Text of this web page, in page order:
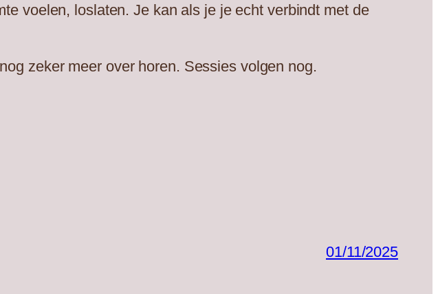
voelen, loslaten. Je kan als je je echt verbindt met de
zeker meer over horen. Sessies volgen nog.
01/11/2025